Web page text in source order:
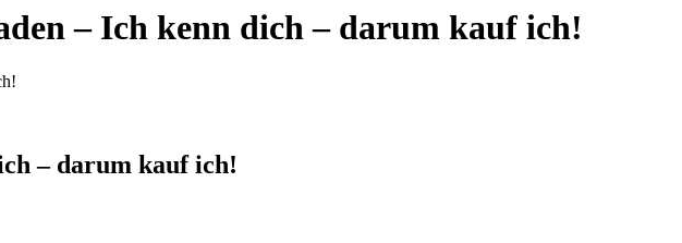
– Ich kenn dich – darum kauf ich!
– darum kauf ich!